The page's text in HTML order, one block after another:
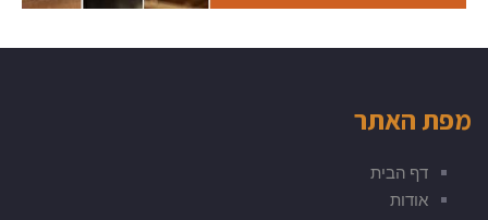
מפת האתר
דף הבית
אודות